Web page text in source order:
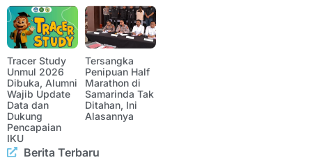
Tracer Study
Unmul 2026
Dibuka, Alumni
Wajib Update
Data dan
Dukung
Pencapaian
IKU
Tersangka
Penipuan Half
Marathon di
Samarinda Tak
Ditahan, Ini
Alasannya
Berita Terbaru